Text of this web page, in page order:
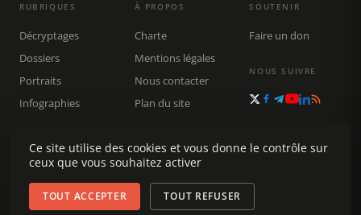
RUBRIQUES
Décryptages
Dossiers
Portraits
Infographies
Rechercher
À PROPOS
Charte
Mentions légales
Nous contacter
Plan du site
SOUTENIR
Faire un don
NOUS SUIVRE
Ce site utilise des cookies et vous donne le contrôle sur
ceux que vous souhaitez activer
TOUT ACCEPTER TOUT REFUSER